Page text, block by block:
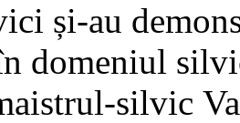
și-au
domeniul
silviс